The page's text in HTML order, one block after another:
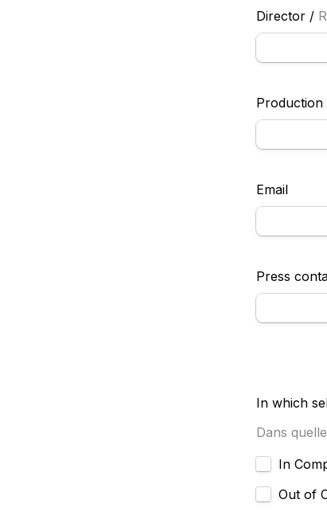
Director /
Production
Email
Press
In which
Dans
Untitled
Out of